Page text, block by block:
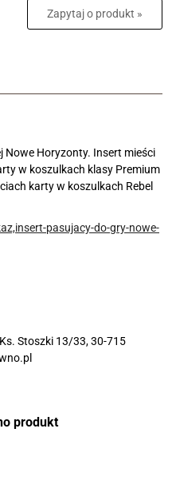
Zapytaj o produkt »
Nowe Horyzonty. Insert mieści
w koszulkach klasy Premium
karty w koszulkach Rebel
pasujacy-do-gry-nowe-
Stoszki 13/33, 30-715
produkt